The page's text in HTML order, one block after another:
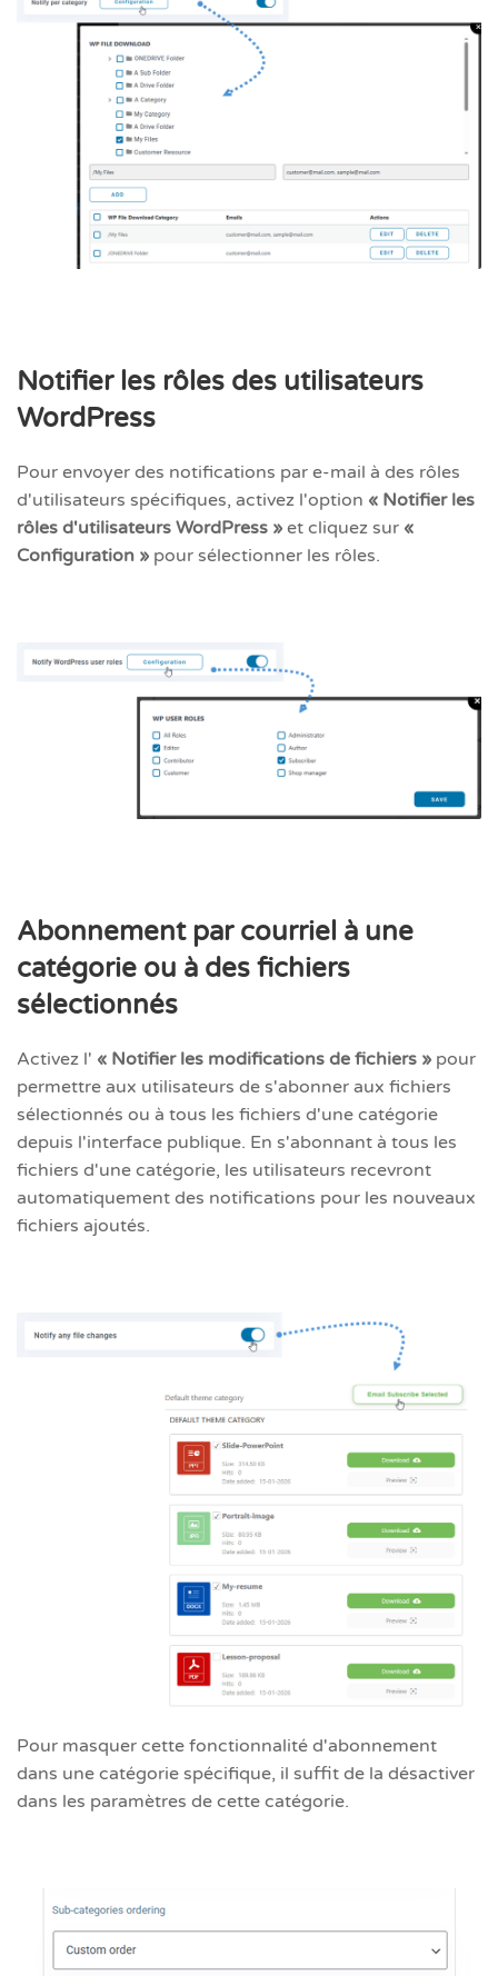
Notifier les rôles des utilisateurs
WordPress
Pour envoyer des notifications par e-mail à des rôles
d'utilisateurs spécifiques, activez l'option « Notifier les
rôles d'utilisateurs WordPress » et cliquez sur «
Configuration » pour sélectionner les rôles.
Abonnement par courriel à une
catégorie ou à des fichiers
sélectionnés
Activez l' « Notifier les modifications de fichiers » pour
permettre aux utilisateurs de s'abonner aux fichiers
sélectionnés ou à tous les fichiers d'une catégorie
depuis l'interface publique. En s'abonnant à tous les
fichiers d'une catégorie, les utilisateurs recevront
automatiquement des notifications pour les nouveaux
fichiers ajoutés.
Pour masquer cette fonctionnalité d'abonnement
dans une catégorie spécifique, il suffit de la désactiver
dans les paramètres de cette catégorie.